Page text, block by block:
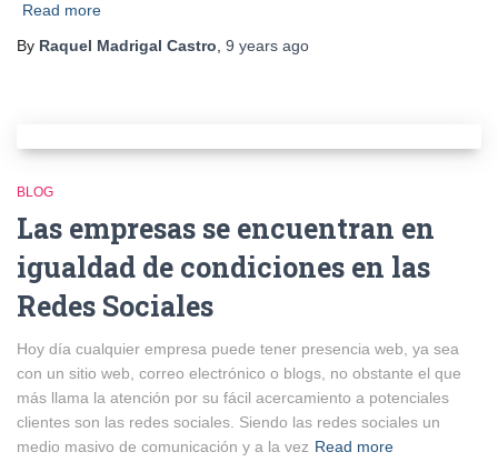
Read more
By Raquel Madrigal Castro, 9 years ago
BLOG
Las empresas se encuentran en
igualdad de condiciones en las
Redes Sociales
Hoy día cualquier empresa puede tener presencia web, ya sea
con un sitio web, correo electrónico o blogs, no obstante el que
más llama la atención por su fácil acercamiento a potenciales
clientes son las redes sociales. Siendo las redes sociales un
medio masivo de comunicación y a la vez Read more